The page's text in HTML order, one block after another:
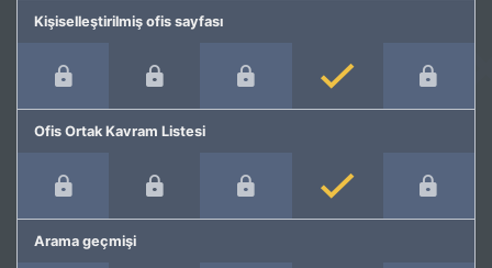
Kişiselleştirilmiş ofis sayfası
Ofis Ortak Kavram Listesi
Arama geçmişi